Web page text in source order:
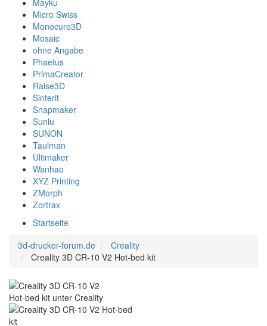
Mayku
Micro Swiss
Monocure3D
Mosaic
ohne Angabe
Phaetus
PrimaCreator
Raise3D
Sinterit
Snapmaker
Sunlu
SUNON
Taulman
Ultimaker
Wanhao
XYZ Printing
ZMorph
Zortrax
Startseite
3d-drucker-forum.de
Creality
Creality 3D CR-10 V2 Hot-bed kit